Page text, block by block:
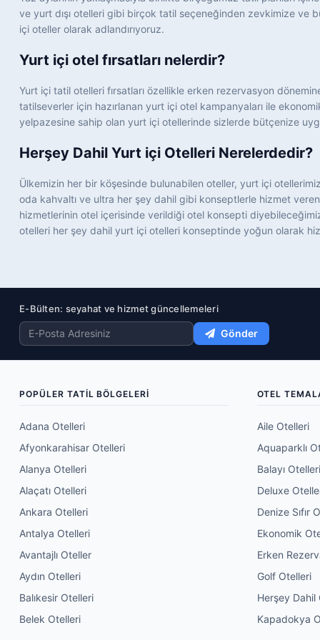
otel
spa
ın
Şahh
Herşey Dahil Oteller
Kapadokya Otelleri
Kayak Otelleri
Kuşadası Otelleri
Kıbrıs Otelleri
Kış Otelleri
Manavgat Otelleri
Manisa Otelleri
Marmaris Otelleri
Nevşehir Otelleri
Pamukkale Otelleri
Side Otelleri
Slider nuggets
Tatil Köyleri
Termal Oteller
Yaz Otelleri
Yetişkin Otelleri
Çeşme Otelleri
İstanbul Otelleri
ve yurt dışı otelleri gibi birçok tatil seçeneğinden zevkimize ve
içi oteller olarak adlandırıyoruz.
Yurt içi otel fırsatları nelerdir?
Yurt içi tatil otelleri fırsatları özellikle erken rezervasyon
tatilseverler için hazırlanan yurt içi otel kampanyaları ile
yelpazesine sahip olan yurt içi otellerinde sizlerde bütçenize
Herşey Dahil Yurt içi Otelleri Nerelerdedir?
Ülkemizin her bir köşesinde bulunabilen oteller, yurt içi
oda kahvaltı ve ultra her şey dahil gibi konseptlerle hizmet
hizmetlerinin otel içerisinde verildiği otel konsepti
otelleri her şey dahil yurt içi otelleri konseptinde yoğun olarak
E-Bülten: seyahat ve hizmet güncellemeleri
Gönder
POPÜLER TATIL BÖLGELERI
Adana Otelleri
Afyonkarahisar Otelleri
Alanya Otelleri
Alaçatı Otelleri
Ankara Otelleri
Antalya Otelleri
Avantajlı Oteller
Aydın Otelleri
Balıkesir Otelleri
Belek Otelleri
OTEL
Aile Otelleri
Aquaparklı
Balayı Otelleri
Deluxe
Denize Sıfır
Ekonomik
Erken
Golf Otelleri
Herşey Dahil
Kapadokya